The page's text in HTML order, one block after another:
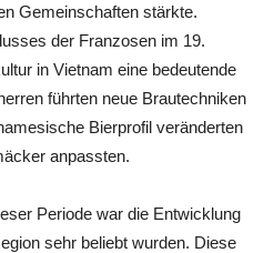
Gemeinschaften stärkte.
der Franzosen im 19.
in Vietnam eine bedeutende
führten neue Brautechniken
Bierprofil veränderten
anpassten.
Periode war die Entwicklung
sehr beliebt wurden. Diese